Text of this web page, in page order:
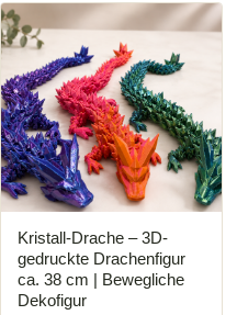
Kristall-Drache – 3D-
gedruckte Drachenfigur
ca. 38 cm | Bewegliche
Dekofigur
Dieses
Produkt
weist
mehrere
Varianten
auf.
Die
Optionen
können
auf
der
Produktseite
gewählt
werden